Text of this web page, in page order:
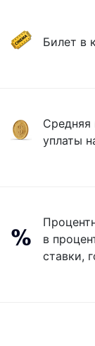
Билет в
Средняя
уплаты
в
ставки,